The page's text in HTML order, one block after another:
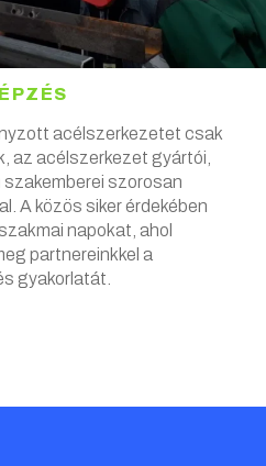
acélszerkezetet csak
az acélszerkezet gyártói,
szorosan
A közös siker érdekében
napokat, ahol
partnereinkkel a
gyakorlatát.